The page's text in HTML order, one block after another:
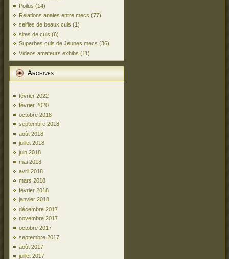
Poilus (14)
Relations anales entre mecs (77)
selfies de beaux culs (1)
sites de culs (6)
Superbes culs de Jeunes mecs (36)
Videos amateurs exhibs (11)
Archives
février 2022
février 2020
octobre 2018
septembre 2018
août 2018
juillet 2018
juin 2018
mai 2018
avril 2018
mars 2018
février 2018
janvier 2018
décembre 2017
novembre 2017
octobre 2017
septembre 2017
août 2017
juillet 2017